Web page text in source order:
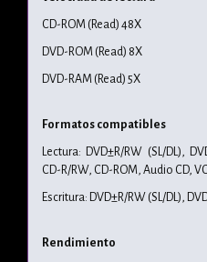
CD-ROM (Read) 48X
DVD-ROM (Read) 8X
DVD-RAM (Read) 5X
Formatos compatibles
Lectura: DVD±R/RW (SL/DL),
CD-R/RW, CD-ROM, Audio CD,
Escritura: DVD±R/RW (SL/DL),
Rendimiento